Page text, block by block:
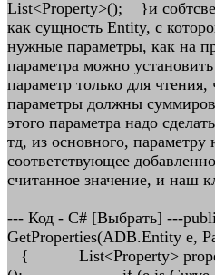
List<Property>(); }и
как сущность Entity, с
нужные параметры, как на
параметра можно
параметр только для
параметры должны
этого параметра надо
тд, из основного, параметру
соответствующее
считанное значение, и наш
--- Код - C# [Выбрать] ---
GetProperties(ADB.Entity e,
{ List<Property>